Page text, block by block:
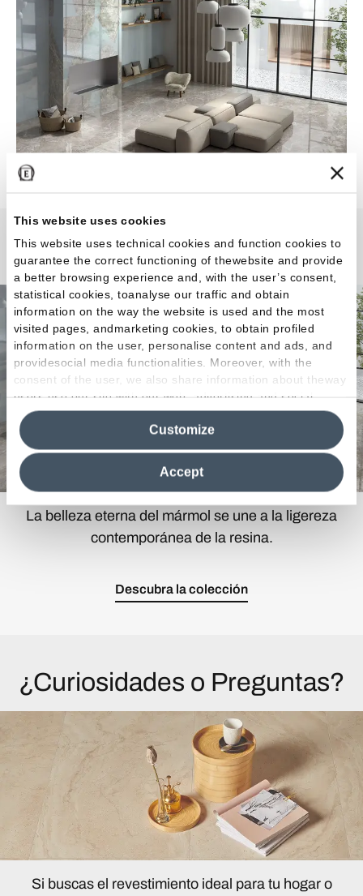
This website uses cookies
This website uses technical cookies and function cookies to
guarantee the correct functioning of thewebsite and provide
a better browsing experience and, with the user’s consent,
statistical cookies, toanalyse our traffic and obtain
information on the way the website is used and the most
visited pages, andmarketing cookies, to obtain profiled
information on the user, personalise content and ads, and
providesocial media functionalities. Moreover, with the
consent of the user, we also share information about theway
users use our site with our web, advertising and social
media analytics partners, who may combine itwith other
information in their possession. By closing this banner,
clicking on "Reject", it will be possible tocontinue browsing
the site after installing only technical cookies. For more
information see the
Cookie Policy
Accept
Customize
Unique Marble
La belleza eterna del mármol se une a la ligereza
contemporánea de la resina.
Descubra la colección
¿Curiosidades o Preguntas?
Si buscas el revestimiento ideal para tu hogar o